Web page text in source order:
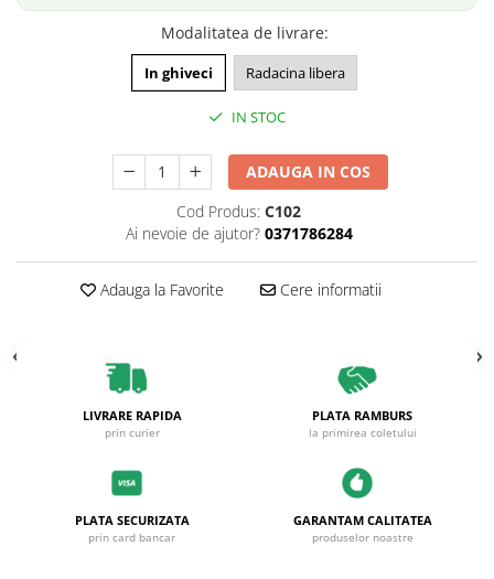
Pachete Promotionale
Plante ornamentale
Plante urcatoare
Trandafiri copac
Trandafiri pomisor plangator
Trandafiri urcatori
Modalitatea de livrare:
In ghiveci Radacina libera
IN STOC
ADAUGA IN COS
Cod Produs: C102
Ai nevoie de ajutor? 0371786284
Adauga la Favorite Cere informatii
LIVRARE RAPIDA
prin curier
PLATA RAMBURS
la primirea coletului
PLATA SECURIZATA
prin card bancar
GARANTAM CALITATEA
produselor noastre